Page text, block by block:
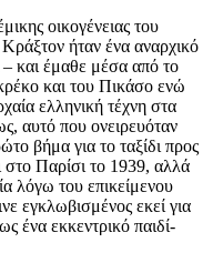
οικογένειας του
ήταν ένα αναρχικό
και έμαθε μέσα από το
και του Πικάσο ενώ
ελληνική τέχνη στα
αυτό που ονειρευόταν
βήμα για το ταξίδι προς
στο Παρίσι το 1939, αλλά
λόγω του επικείμενου
εγκλωβισμένος εκεί για
ένα εκκεντρικό παιδί-